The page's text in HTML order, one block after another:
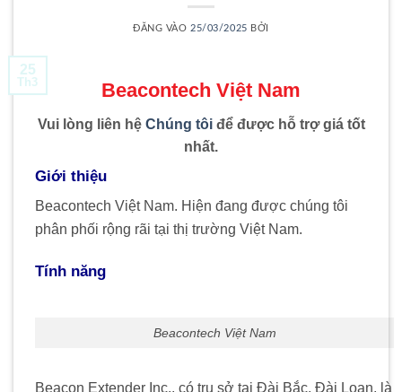
ĐĂNG VÀO 25/03/2025 BỞI
25
Th3 Beacontech Việt Nam
Vui lòng liên hệ Chúng tôi để được hỗ trợ giá tốt
nhất.
Giới thiệu
Beacontech Việt Nam. Hiện đang được chúng tôi
phân phối rộng rãi tại thị trường Việt Nam.
Tính năng
Beacontech Việt Nam
Beacon Extender Inc., có trụ sở tại Đài Bắc, Đài Loan, là